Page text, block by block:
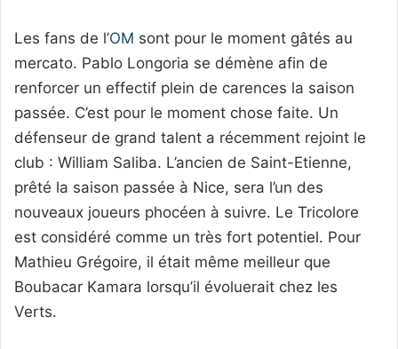
Les fans de l’OM sont pour le moment gâtés au
mercato. Pablo Longoria se démène afin de
renforcer un effectif plein de carences la saison
passée. C’est pour le moment chose faite. Un
défenseur de grand talent a récemment rejoint le
club : William Saliba. L’ancien de Saint-Etienne,
prêté la saison passée à Nice, sera l’un des
nouveaux joueurs phocéen à suivre. Le Tricolore
est considéré comme un très fort potentiel. Pour
Mathieu Grégoire, il était même meilleur que
Boubacar Kamara lorsqu’il évoluerait chez les
Verts.